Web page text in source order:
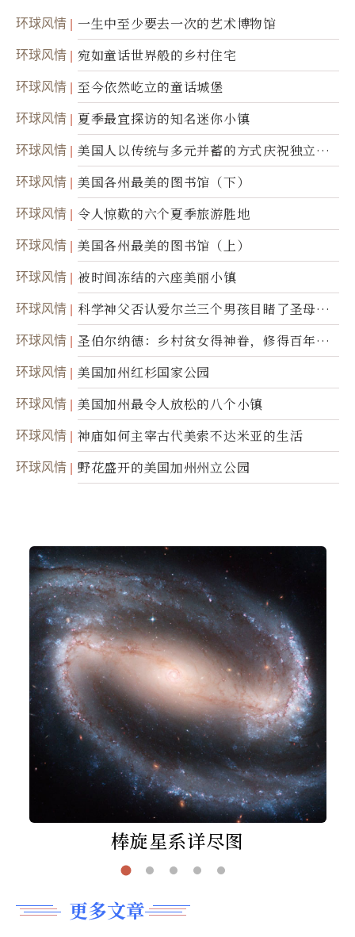
环球风情 一生中至少要去一次的艺术博物馆
环球风情 宛如童话世界般的乡村住宅
环球风情 至今依然屹立的童话城堡
环球风情 夏季最宜探访的知名迷你小镇
环球风情
美国人以传统与多元并蓄的方式庆祝独立日2
50周年
环球风情 美国各州最美的图书馆（下）
环球风情 令人惊歎的六个夏季旅游胜地
环球风情 美国各州最美的图书馆（上）
环球风情 被时间冻结的六座美丽小镇
环球风情
科学神父否认爱尔兰三个男孩目睹了圣母显
灵
环球风情
圣伯尔纳德：乡村贫女得神眷，修得百年不
腐身
环球风情 美国加州红杉国家公园
环球风情 美国加州最令人放松的八个小镇
环球风情 神庙如何主宰古代美索不达米亚的生活
环球风情 野花盛开的美国加州州立公园
棒旋星系详尽图
更多文章